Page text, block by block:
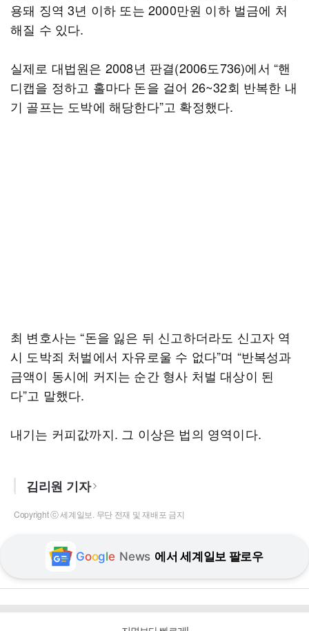
용돼 징역 3년 이하 또는 2000만원 이하 벌금에 처
해질 수 있다.
실제로 대법원은 2008년 판결(2006도736)에서 “핸
디캡을 정하고 홀마다 돈을 걸어 26~32회 반복한 내
기 골프는 도박에 해당한다”고 확정했다.
최 변호사는 “돈을 잃은 뒤 신고하더라도 신고자 역
시 도박죄 처벌에서 자유로울 수 없다”며 “반복성과
금액이 동시에 커지는 순간 형사 처벌 대상이 된
다”고 말했다.
내기는 커피값까지. 그 이상은 법의 영역이다.
김리원 기자
Copyright ⓒ 세계일보. 무단 전재 및 재배포 금지
Google News 에서 세계일보 팔로우